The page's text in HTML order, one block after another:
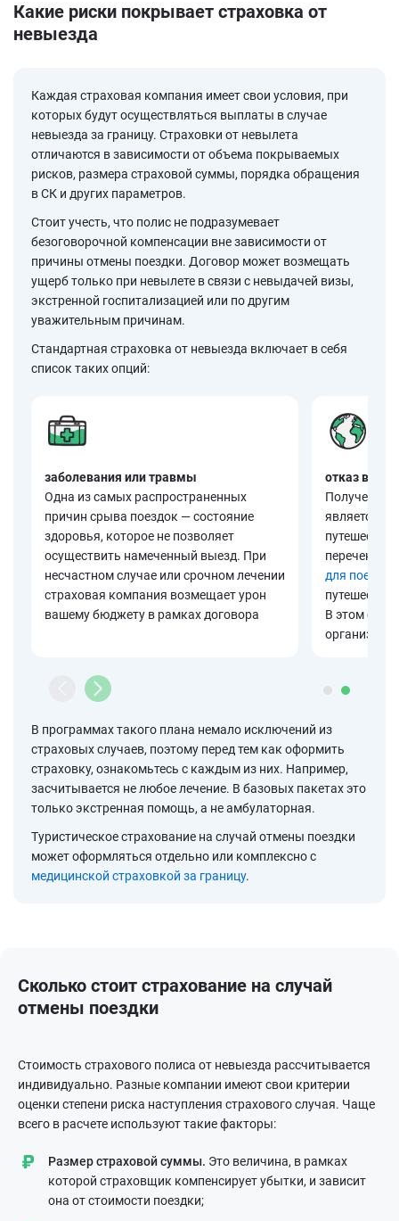
Какие риски покрывает страховка от
невыезда
Каждая страховая компания имеет свои условия, при
которых будут осуществляться выплаты в случае
невыезда за границу. Страховки от невылета
отличаются в зависимости от объема покрываемых
рисков, размера страховой суммы, порядка обращения
в СК и других параметров.
Стоит учесть, что полис не подразумевает
безоговорочной компенсации вне зависимости от
причины отмены поездки. Договор может возмещать
ущерб только при невылете в связи с невыдачей визы,
экстренной госпитализацией или по другим
уважительным причинам.
Стандартная страховка от невыезда включает в себя
список таких опций:
заболевания или травмы
Одна из самых распространенных
причин срыва поездок — состояние
здоровья, которое не позволяет
осуществить намеченный выезд. При
несчастном случае или срочном лечении
страховая компания возмещает урон
вашему бюджету в рамках договора
отказ в визе
Получение
является
перечень
для
В этом
В программах такого плана немало исключений из
страховых случаев, поэтому перед тем как оформить
страховку, ознакомьтесь с каждым из них. Например,
засчитывается не любое лечение. В базовых пакетах это
только экстренная помощь, а не амбулаторная.
Туристическое страхование на случай отмены поездки
может оформляться отдельно или комплексно с
медицинской страховкой за границу.
Сколько стоит страхование на случай
отмены поездки
Стоимость страхового полиса от невыезда рассчитывается
индивидуально. Разные компании имеют свои критерии
оценки степени риска наступления страхового случая. Чаще
всего в расчете используют такие факторы:
Размер страховой суммы. Это величина, в рамках
которой страховщик компенсирует убытки, и зависит
она от стоимости поездки;